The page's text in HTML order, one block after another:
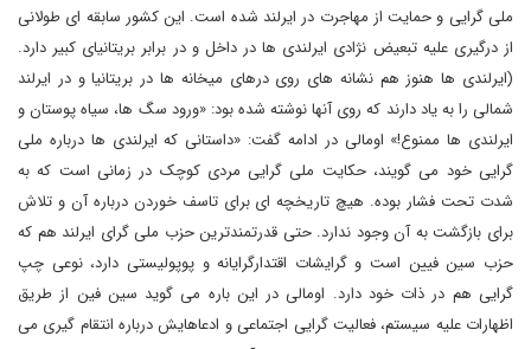
ملی گرایی و حمایت از مهاجرت در ایرلند شده است. این کشور سابقه ای طولانی
از درگیری علیه تبعیض نژادی ایرلندی ها در داخل و در برابر بریتانیای کبیر دارد.
(ایرلندی ها هنوز هم نشانه های روی درهای میخانه ها در بریتانیا و در ایرلند
شمالی را به یاد دارند که روی آنها نوشته شده بود: «ورود سگ ها، سیاه پوستان و
ایرلندی ها ممنوع!» اومالی در ادامه گفت: «داستانی که ایرلندی ها درباره ملی
گرایی خود می گویند، حکایت ملی گرایی مردی کوچک در زمانی است که به
شدت تحت فشار بوده. هیچ تاریخچه ای برای تاسف خوردن درباره آن و تلاش
برای بازگشت به آن وجود ندارد. حتی قدرتمندترین حزب ملی گرای ایرلند هم که
حزب سین فیین است و گرایشات اقتدارگرایانه و پوپولیستی دارد، نوعی چپ
گرایی هم در ذات خود دارد. اومالی در این باره می گوید سین فین از طریق
اظهارات علیه سیستم، فعالیت گرایی اجتماعی و ادعاهایش درباره انتقام گیری می